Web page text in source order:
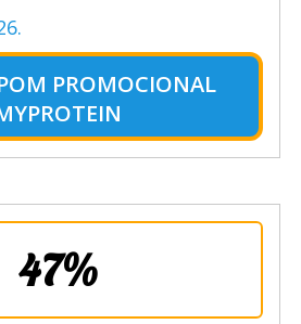
PROMOCIONAL
47%